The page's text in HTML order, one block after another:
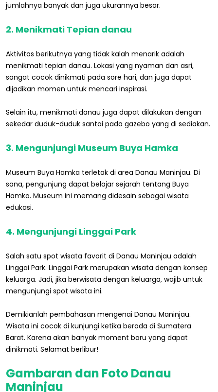
jumlahnya banyak dan juga ukurannya besar.
2. Menikmati Tepian danau
Aktivitas berikutnya yang tidak kalah menarik adalah
menikmati tepian danau. Lokasi yang nyaman dan asri,
sangat cocok dinikmati pada sore hari, dan juga dapat
dijadikan momen untuk mencari inspirasi.
Selain itu, menikmati danau juga dapat dilakukan dengan
sekedar duduk-duduk santai pada gazebo yang di sediakan.
3. Mengunjungi Museum Buya Hamka
Museum Buya Hamka terletak di area Danau Maninjau. Di
sana, pengunjung dapat belajar sejarah tentang Buya
Hamka. Museum ini memang didesain sebagai wisata
edukasi.
4. Mengunjungi Linggai Park
Salah satu spot wisata favorit di Danau Maninjau adalah
Linggai Park. Linggai Park merupakan wisata dengan konsep
keluarga. Jadi, jika berwisata dengan keluarga, wajib untuk
mengunjungi spot wisata ini.
Demikianlah pembahasan mengenai Danau Maninjau.
Wisata ini cocok di kunjungi ketika berada di Sumatera
Barat. Karena akan banyak moment baru yang dapat
dinikmati. Selamat berlibur!
Gambaran dan Foto Danau
Maninjau